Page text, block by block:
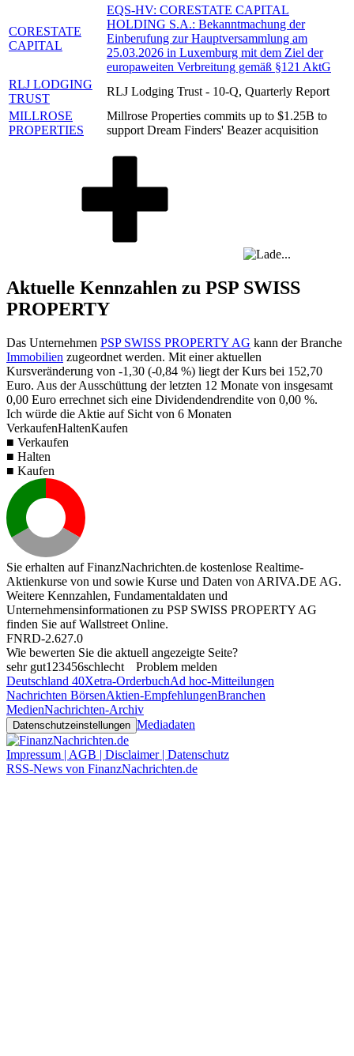
CORESTATE
CAPITAL
EQS-HV: CORESTATE CAPITAL
HOLDING S.A.: Bekanntmachung der
Einberufung zur Hauptversammlung am
25.03.2026 in Luxemburg mit dem Ziel der
europaweiten Verbreitung gemäß §121 AktG
RLJ LODGING
TRUST
RLJ Lodging Trust - 10-Q, Quarterly Report
MILLROSE
PROPERTIES
Millrose Properties commits up to $1.25B to
support Dream Finders' Beazer acquisition
Aktuelle Kennzahlen zu PSP SWISS
PROPERTY
Das Unternehmen PSP SWISS PROPERTY AG kann der Branche
Immobilien zugeordnet werden. Mit einer aktuellen
Kursveränderung von -1,30 (-0,84 %) liegt der Kurs bei 152,70
Euro. Aus der Ausschüttung der letzten 12 Monate von insgesamt
0,00 Euro errechnet sich eine Dividendendrendite von 0,00 %.
Ich würde die Aktie auf Sicht von 6 Monaten
VerkaufenHaltenKaufen
■ Verkaufen
■ Halten
■ Kaufen
Sie erhalten auf FinanzNachrichten.de kostenlose Realtime-
Aktienkurse von und sowie Kurse und Daten von ARIVA.DE AG.
Weitere Kennzahlen, Fundamentaldaten und
Unternehmensinformationen zu PSP SWISS PROPERTY AG
finden Sie aufWallstreet Online.
FNRD-2.627.0
Wie bewerten Sie die aktuell angezeigte Seite?
sehr gut1 23456schlecht
Problem melden
Deutschland 40Xetra-OrderbuchAd hoc-Mitteilungen
Nachrichten BörsenAktien-EmpfehlungenBranchen
MedienNachrichten-Archiv
Datenschutzeinstellungen Mediadaten
Impressum | AGB | Disclaimer | Datenschutz
RSS-News von FinanzNachrichten.de